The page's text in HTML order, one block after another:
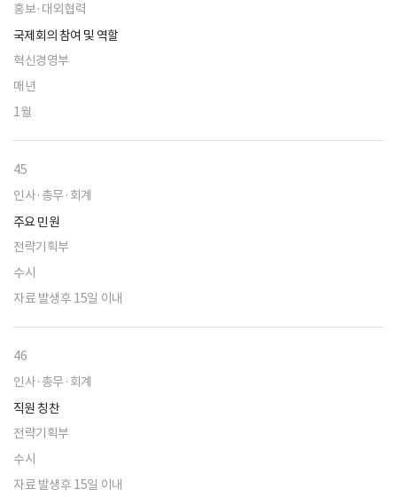
홍보·대외협력
국제회의 참여 및 역할
혁신경영부
매년
1월
45
인사·총무·회계
주요 민원
전략기획부
수시
자료 발생후 15일 이내
46
인사·총무·회계
직원 칭찬
전략기획부
수시
자료 발생후 15일 이내